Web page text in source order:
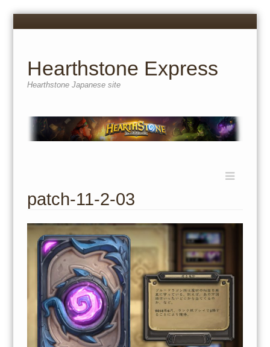
Menu
Hearthstone Express
Hearthstone Japanese site
content
patch-11-2-03